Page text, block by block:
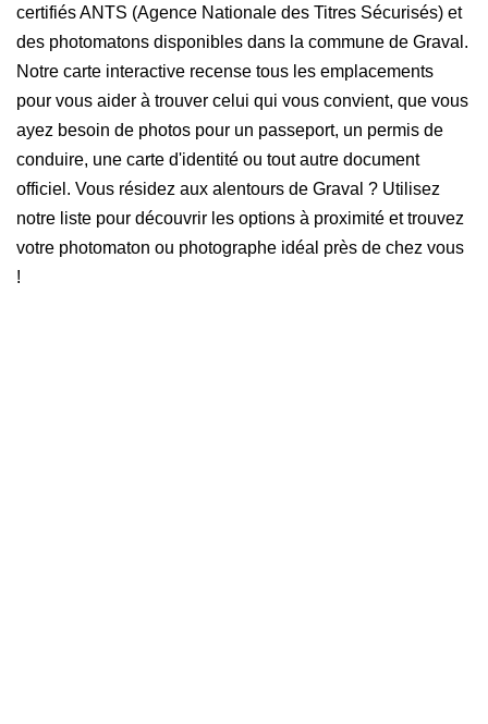
certifiés ANTS (Agence Nationale des Titres Sécurisés) et
des photomatons disponibles dans la commune de Graval.
Notre carte interactive recense tous les emplacements
pour vous aider à trouver celui qui vous convient, que vous
ayez besoin de photos pour un passeport, un permis de
conduire, une carte d'identité ou tout autre document
officiel. Vous résidez aux alentours de Graval ? Utilisez
notre liste pour découvrir les options à proximité et trouvez
votre photomaton ou photographe idéal près de chez vous
!